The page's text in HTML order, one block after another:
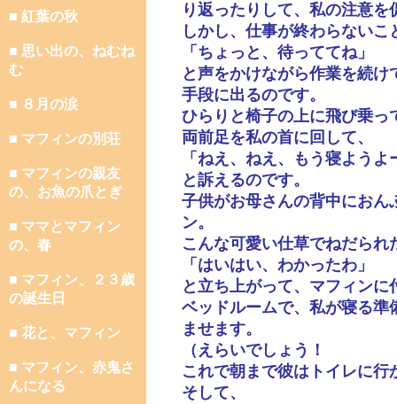
■ 紅葉の秋
■ 思い出の、ねむね
む
■ ８月の涙
■ マフィンの別荘
■ マフィンの親友
の、お魚の爪とぎ
■ ママとマフィン
の、春
■ マフィン、２３歳
の誕生日
■ 花と、マフィン
■ マフィン、赤鬼さ
んになる
り返ったりして、私の注意を
しかし、仕事が終わらない
「ちょっと、待っててね」
と声をかけながら作業を続
手段に出るのです。
ひらりと椅子の上に飛び乗っ
両前足を私の首に回して、
「ねえ、ねえ、もう寝ようよ
と訴えるのです。
子供がお母さんの背中におん
ン。
こんな可愛い仕草でねだら
「はいはい、わかったわ」
と立ち上がって、マフィン
ベッドルームで、私が寝る準
ませます。
（えらいでしょう！
これで朝まで彼はトイレに行
そして、